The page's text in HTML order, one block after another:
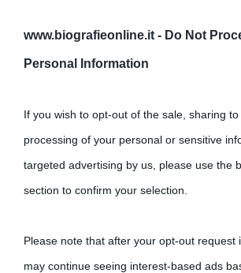
www.biografieonline.it - Do Not
Personal Information
If you wish to opt-out of the sale, sharing
processing of your personal or sensitive
targeted advertising by us, please use the
section to confirm your selection.
Please note that after your opt-out request
may continue seeing interest-based ads